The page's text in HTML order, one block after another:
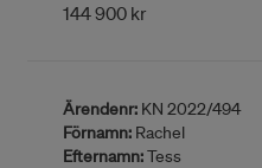
144 900 kr
Ärendenr: KN 2022/494
Förnamn: Rachel
Efternamn:Tess